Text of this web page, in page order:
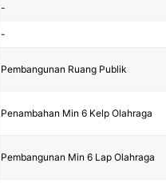
-
-
Pembangunan Ruang Publik
Penambahan Min 6 Kelp Olahraga
Pembangunan Min 6 Lap Olahraga